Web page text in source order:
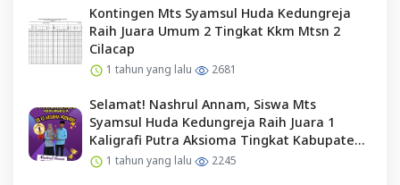
Kontingen Mts Syamsul Huda Kedungreja
Raih Juara Umum 2 Tingkat Kkm Mtsn 2
Cilacap
1 tahun yang lalu 2681
Selamat! Nashrul Annam, Siswa Mts
Syamsul Huda Kedungreja Raih Juara 1
Kaligrafi Putra Aksioma Tingkat Kabupaten
Cilacap
1 tahun yang lalu 2245